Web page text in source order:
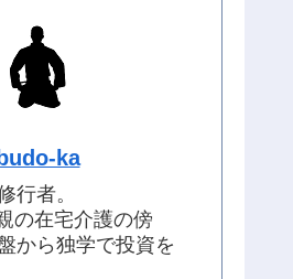
budo-ka
行者。
の在宅介護の傍
から独学で投資を